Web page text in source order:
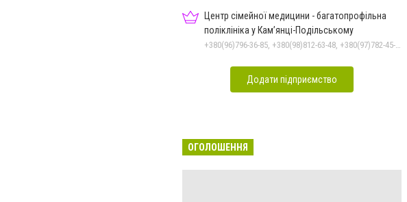
Центр сімейної медицини - багатопрофільна
поліклініка у Кам’янці-Подільському
Додати підприємство
ОГОЛОШЕННЯ